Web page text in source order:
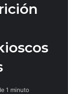
1 minuto